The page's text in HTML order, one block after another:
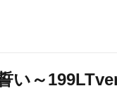
い～